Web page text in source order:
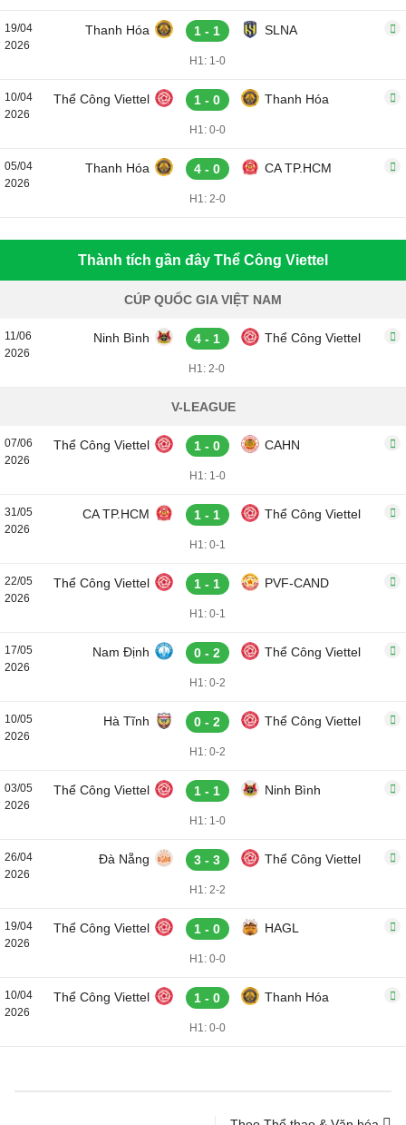
19/04
2026
Thanh Hóa 1 - 1 SLNA
H1: 1-0
10/04
2026
Thể Công Viettel 1 - 0 Thanh Hóa
H1: 0-0
05/04
2026
Thanh Hóa 4 - 0 CA TP.HCM
H1: 2-0
Thành tích gần đây Thể Công Viettel
CÚP QUỐC GIA VIỆT NAM
11/06
2026
Ninh Bình 4 - 1 Thể Công Viettel
H1: 2-0
V-LEAGUE
07/06
2026
Thể Công Viettel 1 - 0 CAHN
H1: 1-0
31/05
2026
CA TP.HCM 1 - 1 Thể Công Viettel
H1: 0-1
22/05
2026
Thể Công Viettel 1 - 1 PVF-CAND
H1: 0-1
17/05
2026
Nam Định 0 - 2 Thể Công Viettel
H1: 0-2
10/05
2026
Hà Tĩnh 0 - 2 Thể Công Viettel
H1: 0-2
03/05
2026
Thể Công Viettel 1 - 1 Ninh Bình
H1: 1-0
26/04
2026
Đà Nẵng 3 - 3 Thể Công Viettel
H1: 2-2
19/04
2026
Thể Công Viettel 1 - 0 HAGL
H1: 0-0
10/04
2026
Thể Công Viettel 1 - 0 Thanh Hóa
H1: 0-0